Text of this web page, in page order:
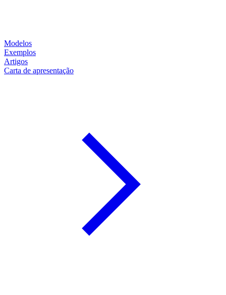
Modelos
Exemplos
Artigos
Carta de apresentação